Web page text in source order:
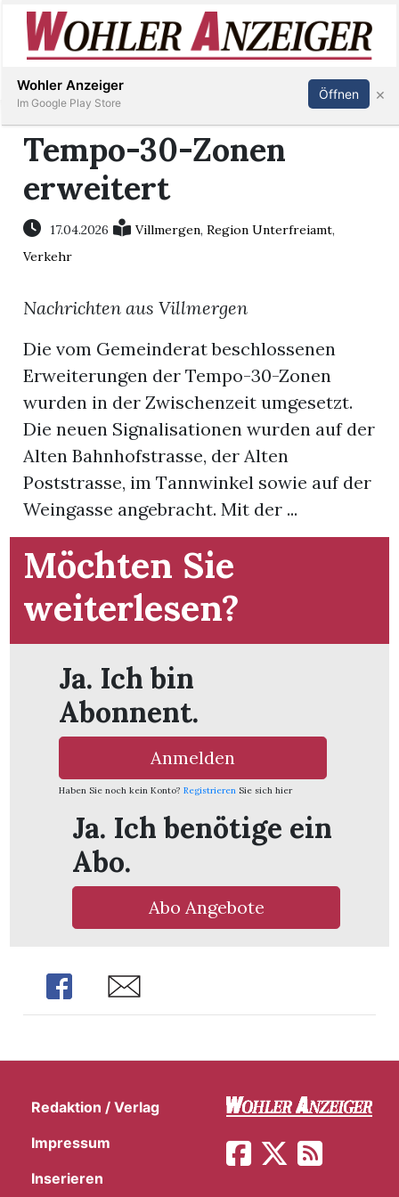
Veranstaltungen
Paper
Newsletter
Inserieren Abonnieren Anmelden
Tempo-30-Zonen
erweitert
17.04.2026 Villmergen,Region Unterfreiamt,
Verkehr
Nachrichten aus Villmergen
Die vom Gemeinderat beschlossenen
Erweiterungen der Tempo-30-Zonen
wurden in der Zwischenzeit umgesetzt.
Die neuen Signalisationen wurden auf der
Alten Bahnhofstrasse, der Alten
Poststrasse, im Tannwinkel sowie auf der
Weingasse angebracht. Mit der ...
Möchten Sie
weiterlesen?
Ja. Ich bin
Abonnent.
Anmelden
Haben Sie noch kein Konto? Registrieren Sie sich hier
Ja. Ich benötige ein
Abo.
Abo Angebote
Share Share
Redaktion / Verlag
Impressum
Inserieren
Wohler Anzeiger
Im Google Play Store
Öffnen ×